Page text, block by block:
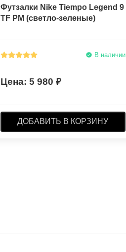
Футзалки Nike Tiempo Legend 9
TF PM (светло-зеленые)
В наличии
5 980
ДОБАВИТЬ В КОРЗИНУ